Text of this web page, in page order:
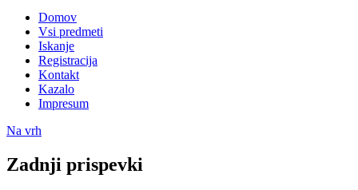
Domov
Vsi predmeti
Iskanje
Registracija
Kontakt
Kazalo
Impresum
Na vrh
Zadnji prispevki